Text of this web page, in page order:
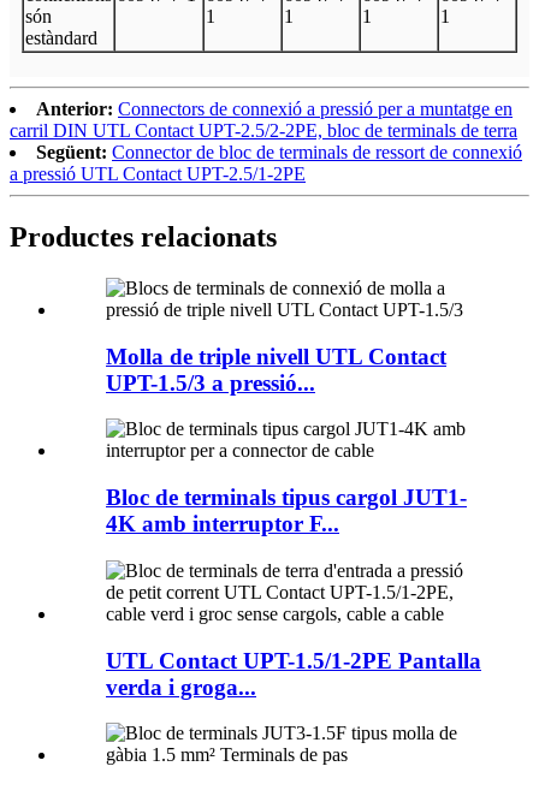
són
estàndard
1
1
1
1
Anterior: Connectors de connexió a pressió per a muntatge en
carril DIN UTL Contact UPT-2.5/2-2PE, bloc de terminals de terra
Següent: Connector de bloc de terminals de ressort de connexió
a pressió UTL Contact UPT-2.5/1-2PE
Productes relacionats
Molla de triple nivell UTL Contact
UPT-1.5/3 a pressió...
Bloc de terminals tipus cargol JUT1-
4K amb interruptor F...
UTL Contact UPT-1.5/1-2PE Pantalla
verda i groga...